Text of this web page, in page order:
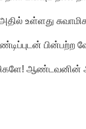
உள்ளது
ஆண்டவனின்